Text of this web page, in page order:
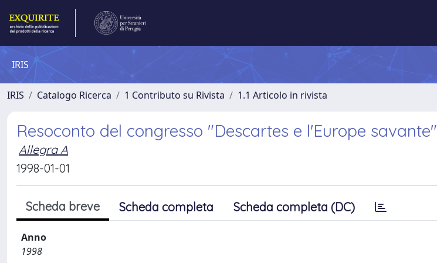
IRIS
IRIS Catalogo Ricerca 1 Contributo su Rivista 1.1 Articolo in rivista
Resoconto del congresso "Descartes e l'Europe savante"
Allegra A
1998-01-01
Scheda breve Scheda completa Scheda completa (DC)
Anno
1998